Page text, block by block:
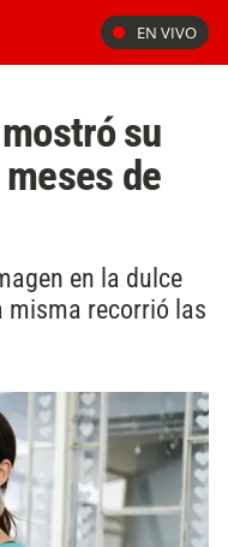
EN VIVO
su
de
en la dulce
misma recorrió las